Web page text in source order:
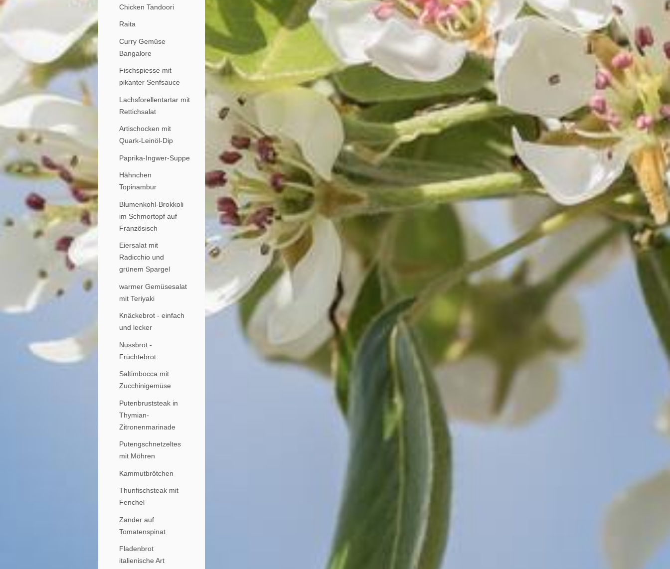
Chicken Tandoori
Raita
Curry Gemüse
Bangalore
Fischspiesse mit
pikanter Senfsauce
Lachsforellentartar mit
Rettichsalat
Artischocken mit
Quark-Leinöl-Dip
Paprika-Ingwer-Suppe
Hähnchen
Topinambur
Blumenkohl-Brokkoli
im Schmortopf auf
Französisch
Eiersalat mit
Radicchio und
grünem Spargel
warmer Gemüsesalat
mit Teriyaki
Knäckebrot - einfach
und lecker
Nussbrot -
Früchtebrot
Saltimbocca mit
Zucchinigemüse
Putenbruststeak in
Thymian-
Zitronenmarinade
Putengschnetzeltes
mit Möhren
Kammutbrötchen
Thunfischsteak mit
Fenchel
Zander auf
Tomatenspinat
Fladenbrot
italienische Art